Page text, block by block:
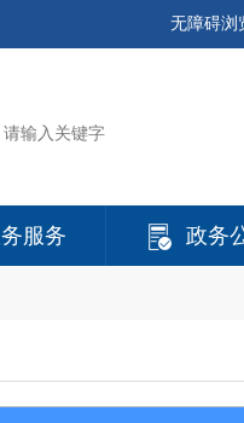
无障碍浏
服务 政务